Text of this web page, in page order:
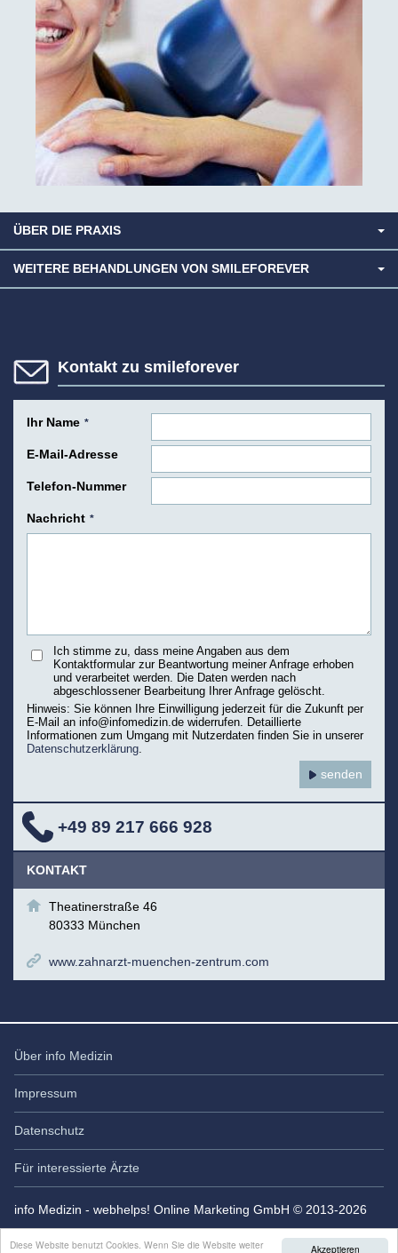
Akzeptieren
Diese Website benutzt Cookies. Wenn Sie die Website weiter
ÜBER DIE PRAXIS
WEITERE BEHANDLUNGEN VON SMILEFOREVER
Kontakt zu smileforever
Ihr Name *
E-Mail-Adresse
Telefon-Nummer
Nachricht *
Ich stimme zu, dass meine Angaben aus dem
Kontaktformular zur Beantwortung meiner Anfrage erhoben
und verarbeitet werden. Die Daten werden nach
abgeschlossener Bearbeitung Ihrer Anfrage gelöscht.
Hinweis: Sie können Ihre Einwilligung jederzeit für die Zukunft per
E-Mail an info@infomedizin.de widerrufen. Detaillierte
Informationen zum Umgang mit Nutzerdaten finden Sie in unserer
Datenschutzerklärung.
+49 89 217 666 928
KONTAKT
Theatinerstraße 46
80333 München
www.zahnarzt-muenchen-zentrum.com
Über info Medizin
Impressum
Datenschutz
Für interessierte Ärzte
info Medizin - webhelps! Online Marketing GmbH © 2013-2026